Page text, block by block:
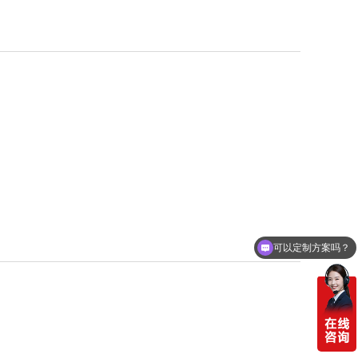
可以定制方案吗？